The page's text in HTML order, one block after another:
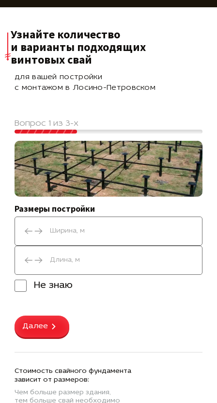
Узнайте количество
и варианты подходящих
винтовых свай
для вашей постройки
с монтажом в Лосино-Петровском
Вопрос 1 из 3-х
Размеры постройки
Не знаю
Далее
Стоимость свайного фундамента
зависит от размеров:
Чем больше размер здания,
тем больше свай необходимо